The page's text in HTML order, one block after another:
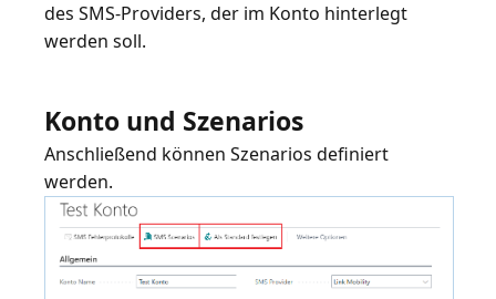
des SMS-Providers, der im Konto hinterlegt
werden soll.
Konto und Szenarios
Anschließend können Szenarios definiert